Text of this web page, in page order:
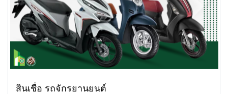
สินเชื่อ รถจักรยานยนต์